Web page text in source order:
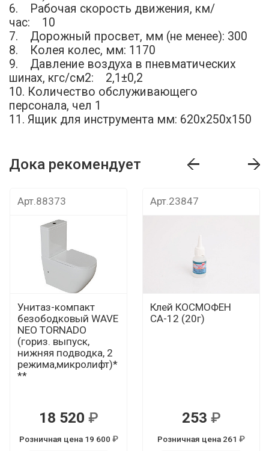
6. Рабочая скорость движения, км/
час: 10
7. Дорожный просвет, мм (не менее): 300
8. Колея колес, мм: 1170
9. Давление воздуха в пневматических
шинах, кгс/см2: 2,1±0,2
10. Количество обслуживающего
персонала, чел 1
11. Ящик для инструмента мм: 620х250х150
Дока рекомендует
Арт.88373
Унитаз-компакт
безободковый WAVE
NEO TORNADO
(гориз. выпуск,
нижняя подводка, 2
режима,микролифт)*
**
18 520
Розничная цена 19 600
Арт.23847
Клей КОСМОФЕН
СА-12 (20г)
253
Розничная цена 261
Р
Р Р
Дока рекомендует Дока